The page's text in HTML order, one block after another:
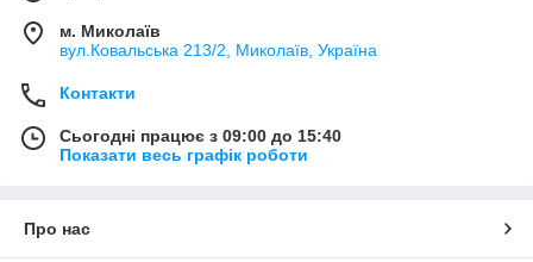
м. Миколаїв
вул.Ковальська 213/2, Миколаїв, Україна
Контакти
Сьогодні працює з 09:00 до 15:40
Показати весь графік роботи
Про нас